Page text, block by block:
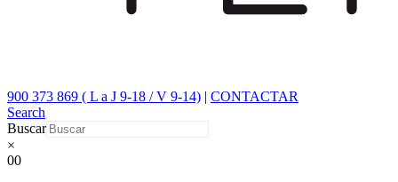
900 373 869 ( L a J 9-18 / V 9-14) | CONTACTAR
Search
Buscar
×
00